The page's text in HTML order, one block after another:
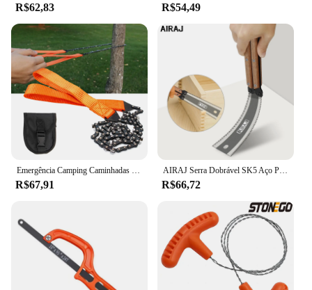
R$62,83 R$54,49
R$67,91
AIRAJ Serra Dobrável SK5 Aço Pocket Garden Saw Serra Japonesa, Flush Cut Trim Saw Para Carpintaria
R$66,72